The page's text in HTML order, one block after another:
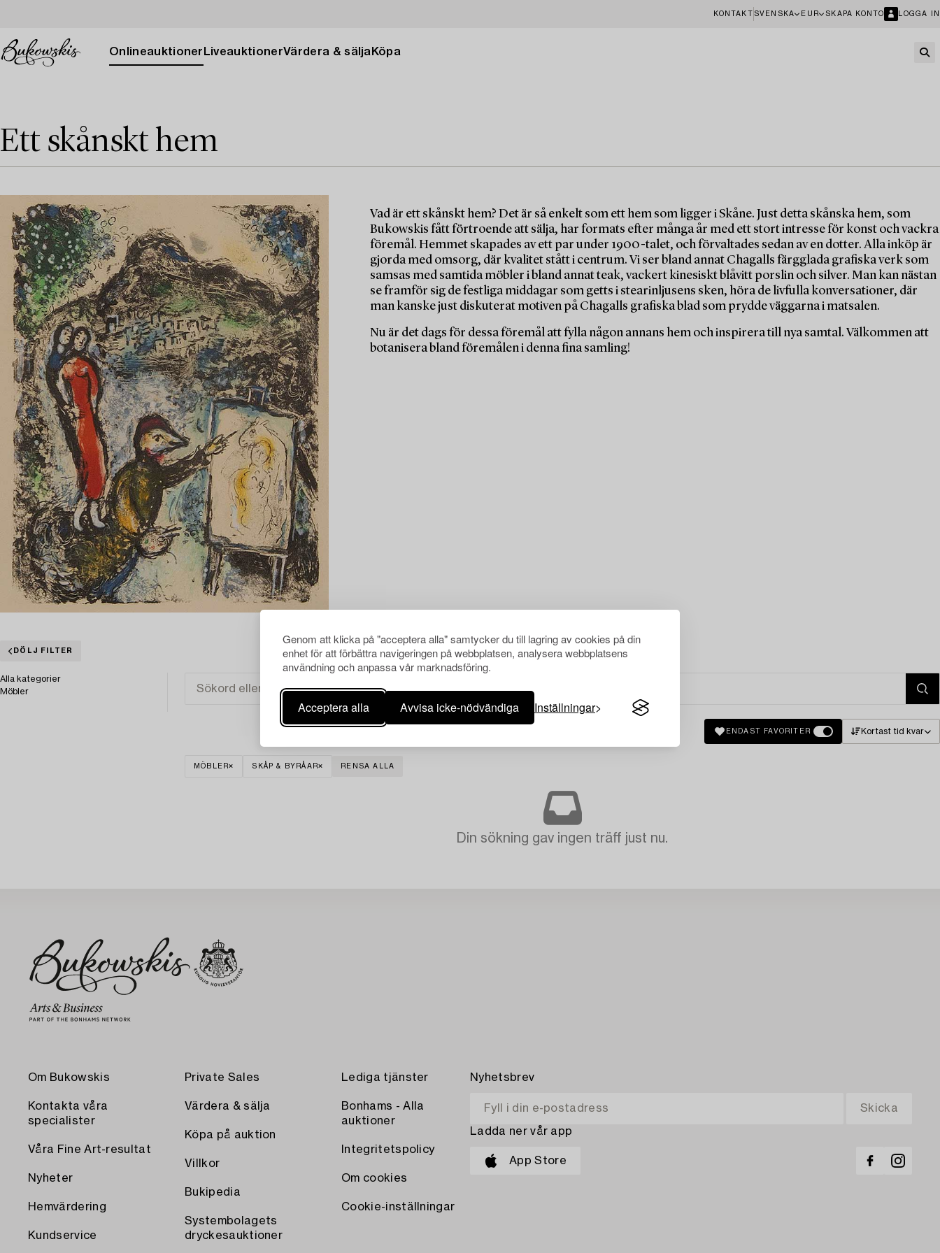
Genom att klicka på "acceptera alla" samtycker du till lagring av cookies på din
enhet för att förbättra navigeringen på webbplatsen, analysera webbplatsens
användning och anpassa vår marknadsföring.
Acceptera alla Avvisa icke-nödvändiga Inställningar
KONTAKT SVENSKA EUR SKAPA KONTO LOGGA IN
Onlineauktioner LiveauktionerVärdera & sälja Köpa
Ett skånskt hem
Vad är ett skånskt hem? Det är så enkelt som ett hem som ligger i Skåne. Just detta skånska hem, som
Bukowskis fått förtroende att sälja, har formats efter många år med ett stort intresse för konst och vackra
föremål. Hemmet skapades av ett par under 1900-talet, och förvaltades sedan av en dotter. Alla inköp är
gjorda med omsorg, där kvalitet stått i centrum. Vi ser bland annat Chagalls färgglada grafiska verk som
samsas med samtida möbler i bland annat teak, vackert kinesiskt blåvitt porslin och silver. Man kan nästan
se framför sig de festliga middagar som getts i stearinljusens sken, höra de livfulla konversationer, där
man kanske just diskuterat motiven på Chagalls grafiska blad som prydde väggarna i matsalen.
Nu är det dags för dessa föremål att fylla någon annans hem och inspirera till nya samtal. Välkommen att
botanisera bland föremålen i denna fina samling!
DÖLJ FILTER
Alla kategorier
Möbler
ENDAST FAVORITER Kortast tid kvar
MÖBLER SKÅP & BYRÅAR RENSA ALLA
Din sökning gav ingen träff just nu.
Om Bukowskis
Kontakta våra
specialister
Våra Fine Art-resultat
Nyheter
Hemvärdering
Kundservice
Private Sales
Värdera & sälja
Köpa på auktion
Villkor
Bukipedia
Systembolagets
dryckesauktioner
Lediga tjänster
Bonhams - Alla
auktioner
Integritetspolicy
Om cookies
Cookie-inställningar
Nyhetsbrev
Ladda ner vår app
App Store